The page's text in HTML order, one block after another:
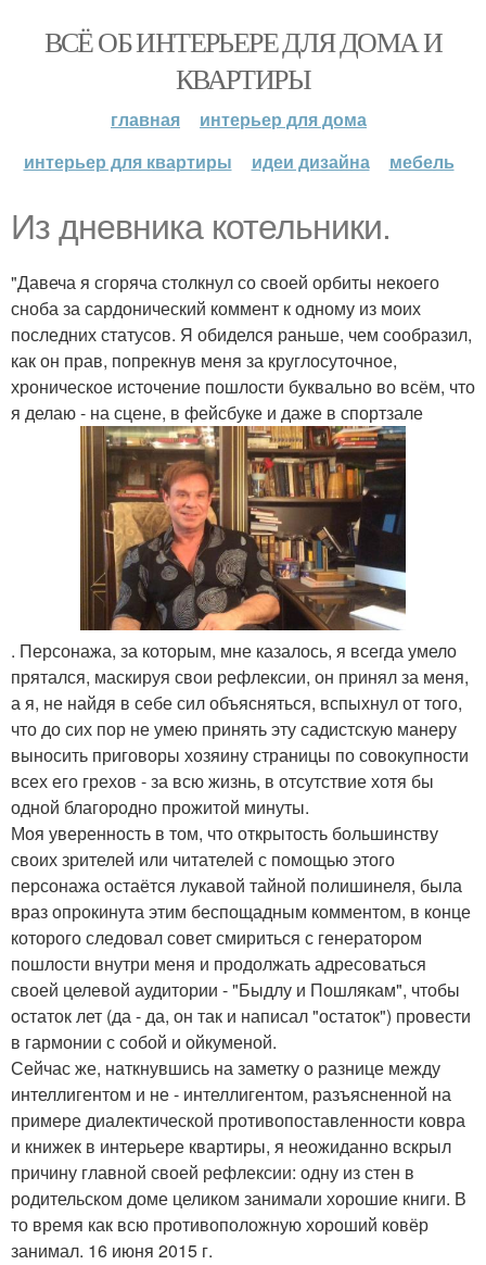
ВСЁ ОБ ИНТЕРЬЕРЕ ДЛЯ ДОМА И
КВАРТИРЫ
главная
интерьер для дома
интерьер для квартиры
идеи дизайна мебель
Из дневника котельники.
"Давеча я сгоряча столкнул со своей орбиты некоего
сноба за сардонический коммент к одному из моих
последних статусов. Я обиделся раньше, чем сообразил,
как он прав, попрекнув меня за круглосуточное,
хроническое источение пошлости буквально во всём, что
я делаю - на сцене, в фейсбуке и даже в спортзале
. Персонажа, за которым, мне казалось, я всегда умело
прятался, маскируя свои рефлексии, он принял за меня,
а я, не найдя в себе сил объясняться, вспыхнул от того,
что до сих пор не умею принять эту садистскую манеру
выносить приговоры хозяину страницы по совокупности
всех его грехов - за всю жизнь, в отсутствие хотя бы
одной благородно прожитой минуты.
Моя уверенность в том, что открытость большинству
своих зрителей или читателей с помощью этого
персонажа остаётся лукавой тайной полишинеля, была
враз опрокинута этим беспощадным комментом, в конце
которого следовал совет смириться с генератором
пошлости внутри меня и продолжать адресоваться
своей целевой аудитории - "Быдлу и Пошлякам", чтобы
остаток лет (да - да, он так и написал "остаток") провести
в гармонии с собой и ойкуменой.
Сейчас же, наткнувшись на заметку о разнице между
интеллигентом и не - интеллигентом, разъясненной на
примере диалектической противопоставленности ковра
и книжек в интерьере квартиры, я неожиданно вскрыл
причину главной своей рефлексии: одну из стен в
родительском доме целиком занимали хорошие книги. В
то время как всю противоположную хороший ковёр
занимал. 16 июня 2015 г.